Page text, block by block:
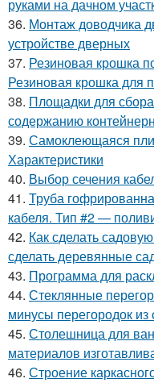
руками на дачном
36. Монтаж доводчика
устройстве дверных
37. Резиновая крошка
Резиновая крошка для
38. Площадки для
содержанию
39. Самоклеющаяся
Характеристики
40. Выбор сечения
41. Труба
кабеля. Тип #2 —
42. Как сделать
сделать деревянные
43. Программа для
44. Стеклянные
минусы перегородок из
45. Столешница для
материалов
46. Строение